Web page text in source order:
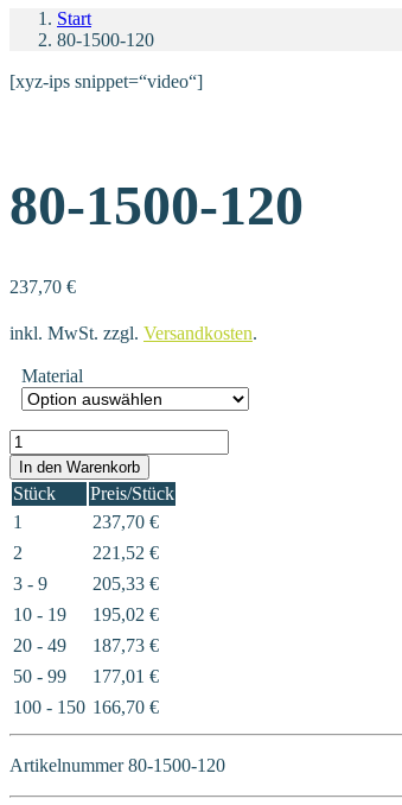
Start
80-1500-120
[xyz-ips snippet=“video“]
80-1500-120
237,70 €
inkl. MwSt. zzgl. Versandkosten.
Material
80-1500-120 Menge
In den Warenkorb
Stück
Preis/Stück
1
237,70 €
2
221,52 €
3 - 9
205,33 €
10 - 19
195,02 €
20 - 49
187,73 €
50 - 99
177,01 €
100 - 150 166,70 €
Artikelnummer 80-1500-120